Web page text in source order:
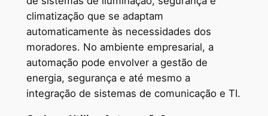
climatização que se adaptam
automaticamente às necessidades dos
moradores. No ambiente empresarial, a
automação pode envolver a gestão de
energia, segurança e até mesmo a
integração de sistemas de comunicação e TI.